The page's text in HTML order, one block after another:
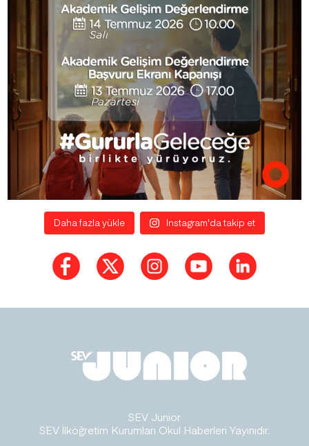
Daha fazla yükle Instagram'da takip et
SEV Junior
SEV İlköğretim Kurumları Okul Haberleri Yayınıdır.